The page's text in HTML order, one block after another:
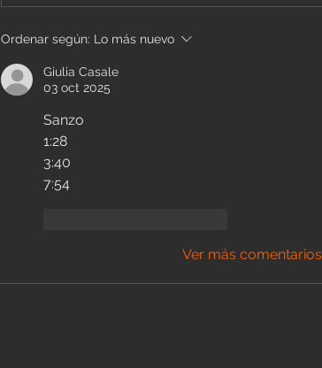
Ordenar según: Lo más nuevo
Giulia Casale
03 oct 2025
Sanzo
1:28
3:40
7:54
Ver más comentarios